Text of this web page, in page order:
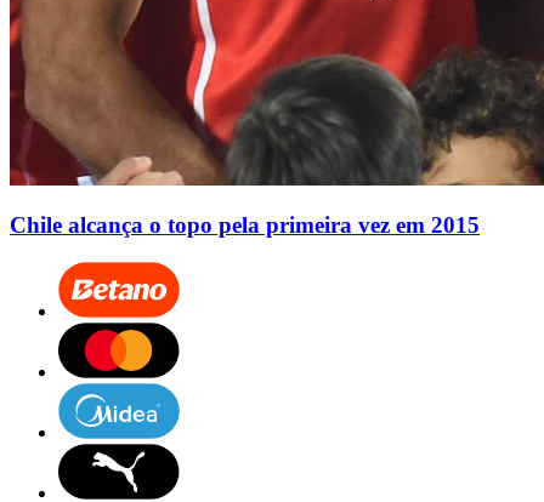
Chile alcança o topo pela primeira vez em 2015